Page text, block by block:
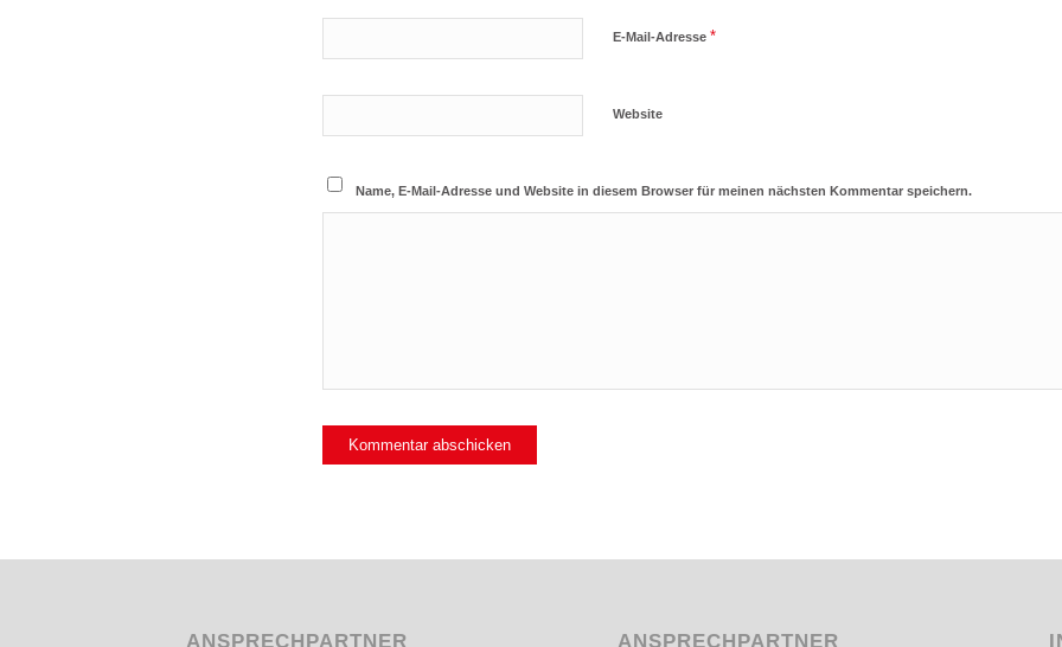
E-Mail-Adresse *
Website
Name, E-Mail-Adresse und Website in diesem Browser für meinen nächsten Kommentar speichern.
ANSPRECHPARTNER ANSPRECHPARTNER